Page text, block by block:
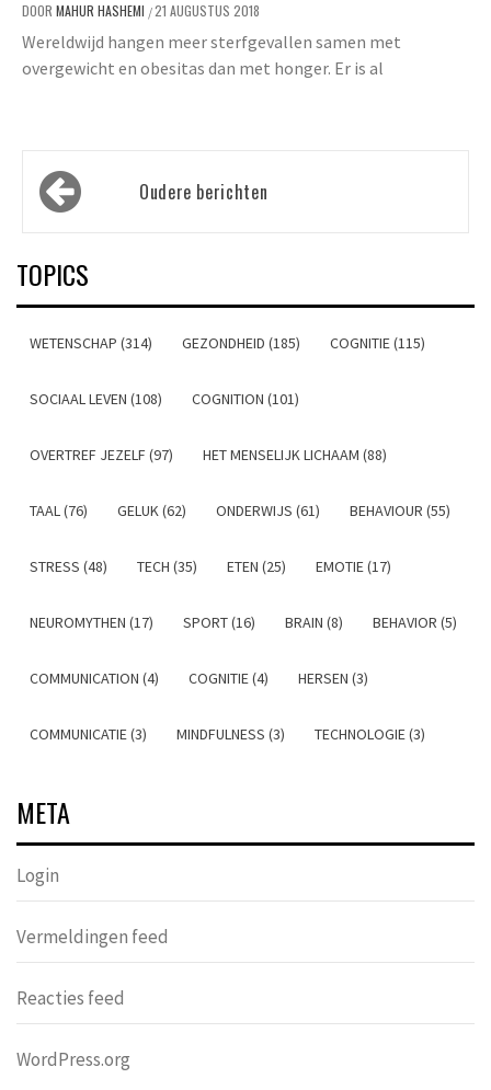
DOOR MAHUR HASHEMI /21 AUGUSTUS 2018
Wereldwijd hangen meer sterfgevallen samen met
overgewicht en obesitas dan met honger. Er is al
Berichtennavigatie
Oudere berichten
TOPICS
WETENSCHAP (314) GEZONDHEID (185) COGNITIE (115)
SOCIAAL LEVEN (108) COGNITION (101)
OVERTREF JEZELF (97) HET MENSELIJK LICHAAM (88)
TAAL (76) GELUK (62) ONDERWIJS (61) BEHAVIOUR (55)
STRESS (48) TECH (35) ETEN (25) EMOTIE (17)
NEUROMYTHEN (17) SPORT (16) BRAIN (8) BEHAVIOR (5)
COMMUNICATION (4) COGNITIE (4) HERSEN (3)
COMMUNICATIE (3) MINDFULNESS (3) TECHNOLOGIE (3)
META
Login
Vermeldingen feed
Reacties feed
WordPress.org